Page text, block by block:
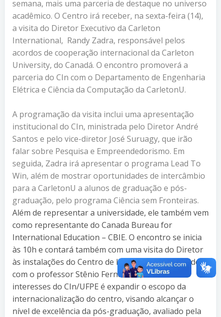
semana, mais uma parceria de destaque no universo
acadêmico. O Centro irá receber, na sexta-feira (14),
a visita do Diretor Executivo da Carleton
International, Randy Zadra, responsável pelos
acordos de cooperação internacional da Carleton
University, do Canadá. O encontro promoverá a
parceria do CIn com o Departamento de Engenharia
Elétrica e Ciência da Computação da CarletonU.
A programação da visita inclui uma apresentação
institucional do CIn, ministrada pelo Diretor André
Santos e pelo vice-diretor José Suruagy, que irão
falar sobre Pesquisa e Empreendedorismo. Em
seguida, Zadra irá apresentar o programa Lead To
Win, além de mostrar oportunidades de intercâmbio
para a CarletonU a alunos de graduação e pós-
graduação, pelo programa Ciência sem Fronteiras.
Além de representar a universidade, ele também vem
como representante do Canada Bureau for
International Education – CBIE. O encontro se inicia
às 10h e contará também com uma visita do Diretor
às instalações do Centro de Informática. De acordo
com o professor Stênio Fernandes, um dos
interesses do CIn/UFPE é expandir o escopo da
internacionalização do centro, visando alcançar o
nível de excelência da pós-graduação, avaliado pela